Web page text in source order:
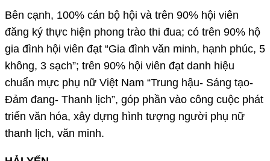
Bên cạnh, 100% cán bộ hội và trên 90% hội viên
đăng ký thực hiện phong trào thi đua; có trên 90% hộ
gia đình hội viên đạt “Gia đình văn minh, hạnh phúc, 5
không, 3 sạch”; trên 90% hội viên đạt danh hiệu
chuẩn mực phụ nữ Việt Nam “Trung hậu- Sáng tạo-
Đảm đang- Thanh lịch”, góp phần vào công cuộc phát
triển văn hóa, xây dựng hình tượng người phụ nữ
thanh lịch, văn minh.